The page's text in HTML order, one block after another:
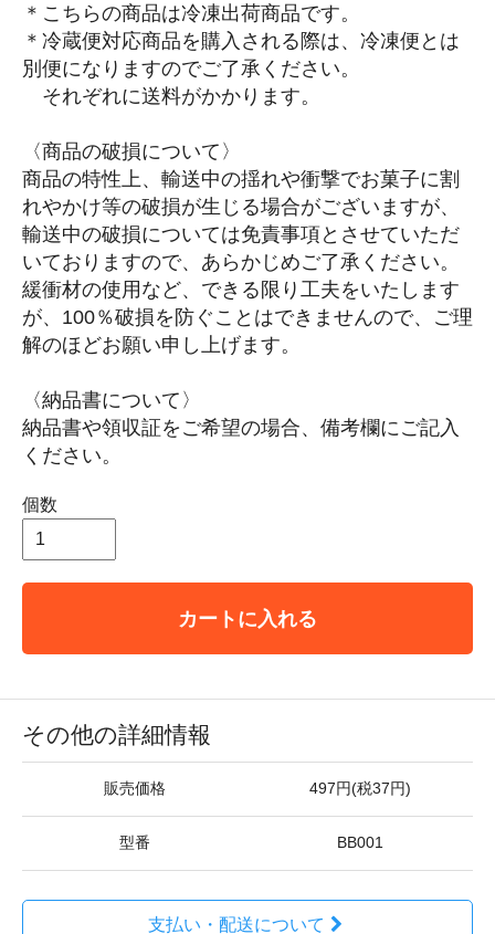
＊こちらの商品は冷凍出荷商品です。
＊冷蔵便対応商品を購入される際は、冷凍便とは
別便になりますのでご了承ください。
それぞれに送料がかかります。
〈商品の破損について〉
商品の特性上、輸送中の揺れや衝撃でお菓子に割
れやかけ等の破損が生じる場合がございますが、
輸送中の破損については免責事項とさせていただ
いておりますので、あらかじめご了承ください。
緩衝材の使用など、できる限り工夫をいたします
が、100％破損を防ぐことはできませんので、ご理
解のほどお願い申し上げます。
〈納品書について〉
納品書や領収証をご希望の場合、備考欄にご記入
ください。
個数
カートに入れる
その他の詳細情報
販売価格 497円(税37円)
型番 BB001
支払い・配送について